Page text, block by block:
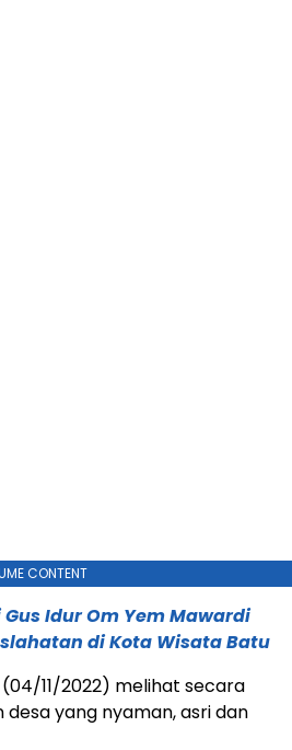
CONTENT
Idur Om Yem Mawardi
di Kota Wisata Batu
11/2022) melihat secara
yang nyaman, asri dan